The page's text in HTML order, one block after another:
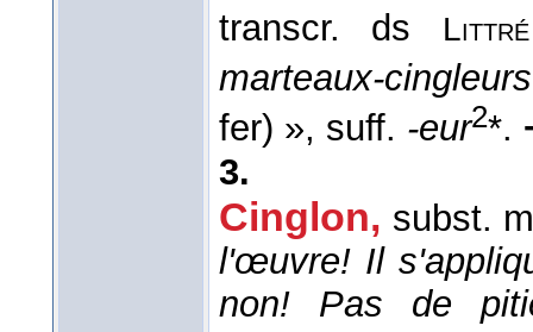
transcr. ds
Littré
marteaux-
fer) », suff. -eur2*.
3.
Cinglon, subst.
l'œuvre! Il
non! Pas de